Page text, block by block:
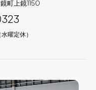
町上鏡1150
曜定休）